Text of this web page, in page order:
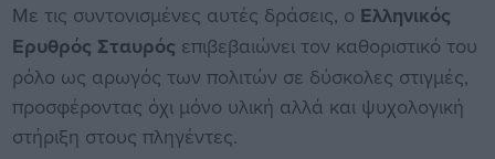
Με τις συντονισμένες αυτές δράσεις, ο Ελληνικός
Ερυθρός Σταυρός επιβεβαιώνει τον καθοριστικό του
ρόλο ως αρωγός των πολιτών σε δύσκολες στιγμές,
προσφέροντας όχι μόνο υλική αλλά και ψυχολογική
στήριξη στους πληγέντες.